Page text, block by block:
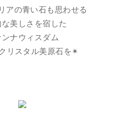
アの青い石も思わせる
美しさを宿した
ンナウィスダム
リスタル美原石を✴︎